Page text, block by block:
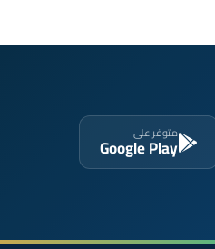
متوفر على
Google Play